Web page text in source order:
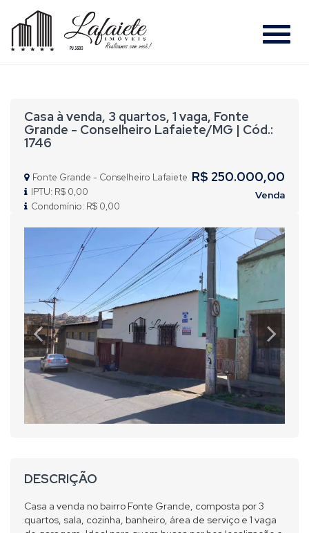
#
Casa à venda, 3 quartos, 1 vaga, Fonte
Grande - Conselheiro Lafaiete/MG | Cód.:
1746
Fonte Grande - Conselheiro Lafaiete
IPTU: R$ 0,00
Condomínio: R$ 0,00
R$ 250.000,00
Venda
DESCRIÇÃO
Casa a venda no bairro Fonte Grande, composta por 3
quartos, sala, cozinha, banheiro, área de serviço e 1 vaga